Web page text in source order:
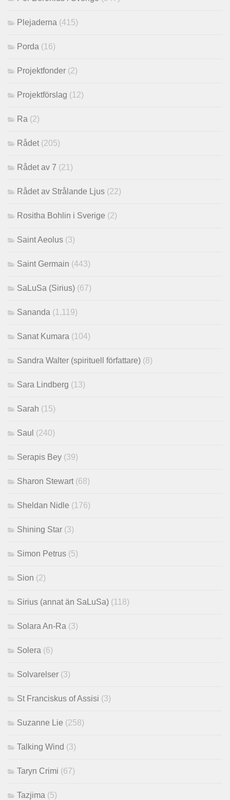
Plejaderna (415)
Porda (16)
Projektfonder (2)
Projektförslag (12)
Ra (2)
Rådet (205)
Rådet av 7 (21)
Rådet av Strålande Ljus (22)
Rositha Bohlin i Sverige (2)
Saint Aeolus (3)
Saint Germain (443)
SaLuSa (Sirius) (67)
Sananda (1,119)
Sanat Kumara (104)
Sandra Walter (spirituell författare) (8)
Sara Lindberg (13)
Sarah (15)
Saul (240)
Serapis Bey (39)
Sharon Stewart (68)
Sheldan Nidle (176)
Shining Star (3)
Simon Petrus (5)
Sion (2)
Sirius (annat än SaLuSa) (118)
Solara An-Ra (3)
Solera (6)
Solvarelser (3)
St Franciskus of Assisi (3)
Suzanne Lie (258)
Talking Wind (3)
Taryn Crimi (67)
Tazjima (5)